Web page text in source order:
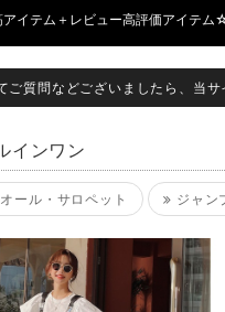
イテム＋レビュー高評価アイテム
ご質問などございましたら、当
インワン
ール・サロペット ジャン